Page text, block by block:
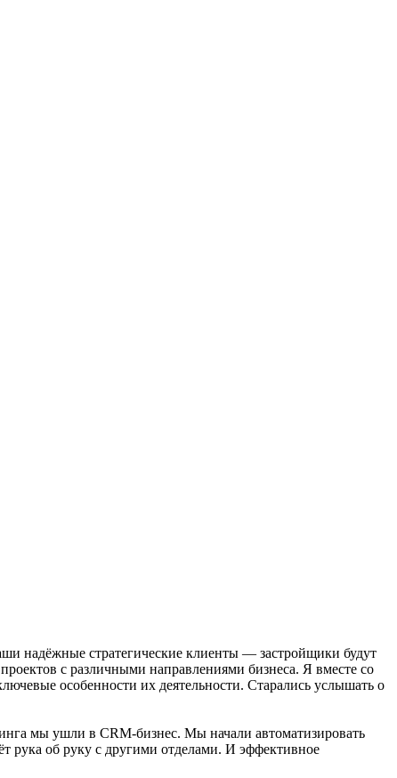
надёжные стратегические клиенты — застройщики будут
с различными направлениями бизнеса. Я вместе со
особенности их деятельности. Старались услышать о
мы ушли в CRM-бизнес. Мы начали автоматизировать
рука об руку с другими отделами. И эффективное